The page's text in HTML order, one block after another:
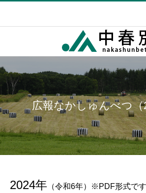
広報なかしゅんべつ（
2024年 （令和6年）※PDF形式です